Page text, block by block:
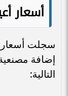
أسعار
سجلت أسعار
إضافة
التالية: